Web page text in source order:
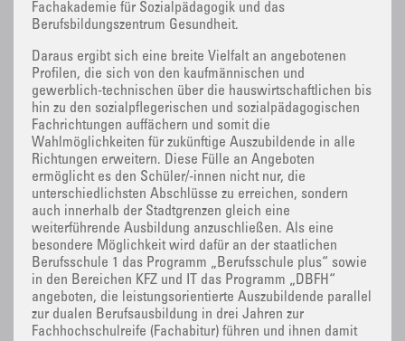
Fachakademie für Sozialpädagogik und das
Berufsbildungszentrum Gesundheit.
Daraus ergibt sich eine breite Vielfalt an angebotenen
Profilen, die sich von den kaufmännischen und
gewerblich-technischen über die hauswirtschaftlichen bis
hin zu den sozialpflegerischen und sozialpädagogischen
Fachrichtungen auffächern und somit die
Wahlmöglichkeiten für zukünftige Auszubildende in alle
Richtungen erweitern. Diese Fülle an Angeboten
ermöglicht es den Schüler/-innen nicht nur, die
unterschiedlichsten Abschlüsse zu erreichen, sondern
auch innerhalb der Stadtgrenzen gleich eine
weiterführende Ausbildung anzuschließen. Als eine
besondere Möglichkeit wird dafür an der staatlichen
Berufsschule 1 das Programm „Berufsschule plus“ sowie
in den Bereichen KFZ und IT das Programm „DBFH“
angeboten, die leistungsorientierte Auszubildende parallel
zur dualen Berufsausbildung in drei Jahren zur
Fachhochschulreife (Fachabitur) führen und ihnen damit